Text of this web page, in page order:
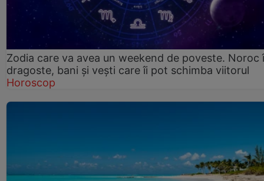
Zodia care va avea un weekend de poveste. Noroc
dragoste, bani și vești care îi pot schimba viitorul
Horoscop